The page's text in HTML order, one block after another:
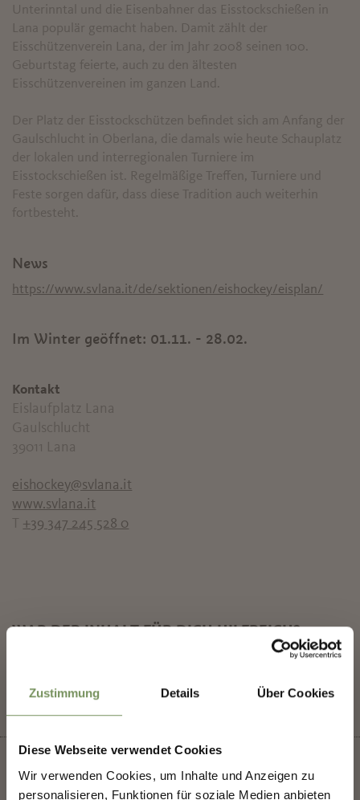
Zustimmung Details Über Cookies
Diese Webseite verwendet Cookies
Wir verwenden Cookies, um Inhalte und Anzeigen zu
personalisieren, Funktionen für soziale Medien anbieten
Unterinntal und die Eisenbahner das Eisstockschießen in
Lana populär gemacht haben. Damit zählt der
Eisschützenverein Lana, der im Jahr 2008 seinen 100.
Geburtstag feierte, auch zu den ältesten
Eisschützenvereinen im ganzen Land.
Der Platz der Eisstockschützen befindet sich am Anfang der
Gaulschlucht in Oberlana, die damals wie heute Schauplatz
der lokalen und interregionalen Turniere im
Eisstockschießen ist. Regelmäßige Treffen, Turniere und
Feste sorgen dafür, dass diese Tradition auch weiterhin
fortbesteht.
News
https://www.svlana.it/de/sektionen/eishockey/eisplan/
Im Winter geöffnet: 01.11. - 28.02.
Kontakt
Eislaufplatz Lana
Gaulschlucht
39011 Lana
eishockey@svlana.it
www.svlana.it
+39 347 245 528 0
WAR DER INHALT FÜR DICH HILFREICH?
✖
MERANS ZUKUNFT